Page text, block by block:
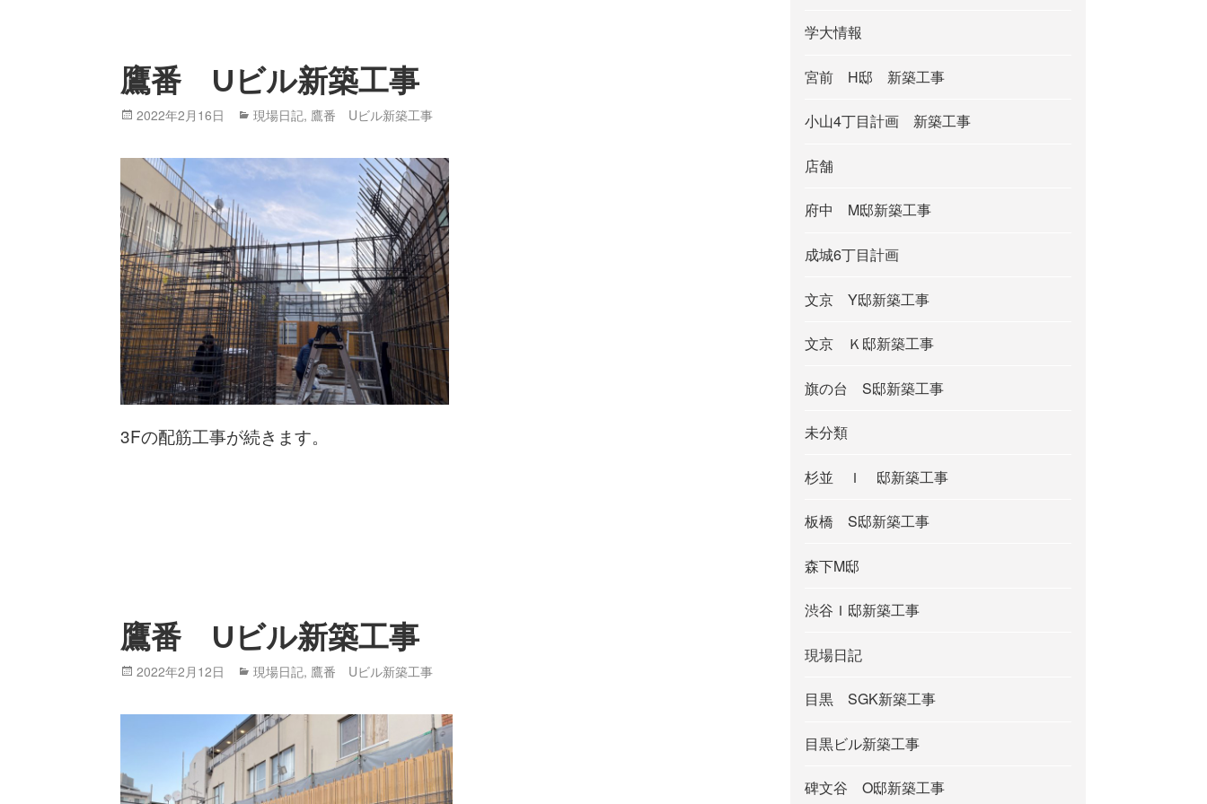
鷹番 Uビル新築工事
Posted
2022年2月16日 Categories
現場日記, 鷹番 Uビル新築工事
3Fの配筋工事が続きます。
鷹番 Uビル新築工事
Posted
2022年2月12日 Categories
現場日記, 鷹番 Uビル新築工事
学大情報
宮前 H邸 新築工事
小山4丁目計画 新築工事
店舗
府中 M邸新築工事
成城6丁目計画
文京 Y邸新築工事
文京 Ｋ邸新築工事
旗の台 S邸新築工事
未分類
杉並 Ｉ 邸新築工事
板橋 S邸新築工事
森下M邸
渋谷Ｉ邸新築工事
現場日記
目黒 SGK新築工事
目黒ビル新築工事
碑文谷 O邸新築工事